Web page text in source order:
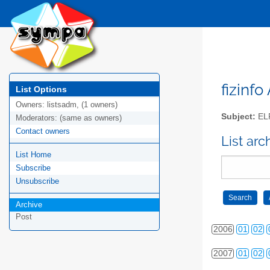
List Options
Owners: listsadm, (1 owners)
Moderators: (same as owners)
Contact owners
List Home
Subscribe
Unsubscribe
Archive
Post
fizinfo
Subject:
List
2000 01 02
2003 01 02
2004 01 02
2005 01 02
2006 01 02
2007 01 02